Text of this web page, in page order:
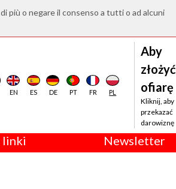
più o negare il consenso a tutti o ad alcuni
EN ES DE PT FR PL
Aby
złożyć
ofiarę
Kliknij, aby
przekazać
darowiznę
linki Newsletter